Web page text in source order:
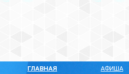
ГЛАВНАЯ
АФИША